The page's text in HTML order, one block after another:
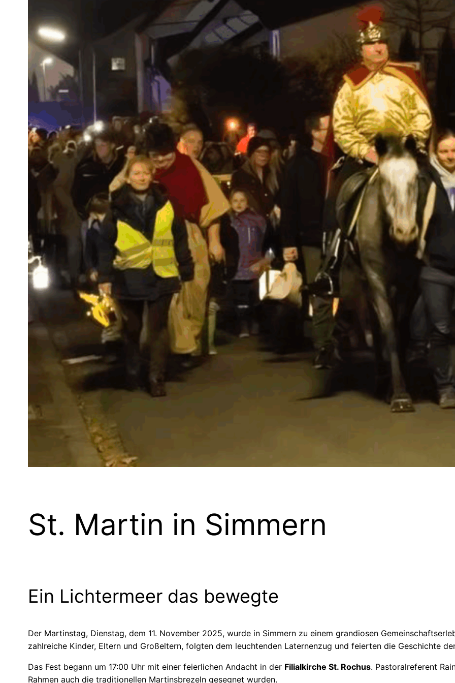
St. Martin in Simmern
Ein Lichtermeer das bewegte
Der Martinstag, Dienstag, dem 11. November 2025, wurde in Simmern zu einem grandiosen
zahlreiche Kinder, Eltern und Großeltern, folgten dem leuchtenden Laternenzug und feierten die Geschichte
Das Fest begann um 17:00 Uhr mit einer feierlichen Andacht in der Filialkirche St. Rochus. Pastoralreferent
Rahmen auch die traditionellen Martinsbrezeln gesegnet wurden.